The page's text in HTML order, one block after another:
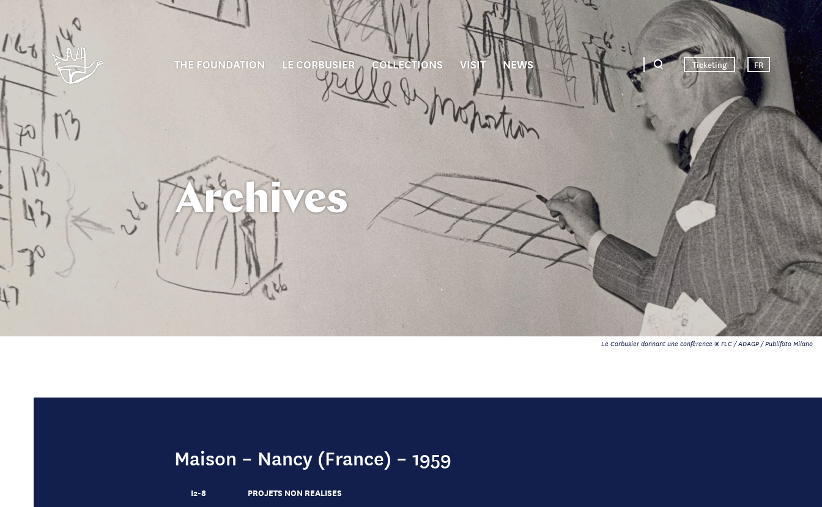
THE FOUNDATION LE CORBUSIER COLLECTIONS VISIT NEWS Ticketing FR
Archives
Le Corbusier donnant une conférence © FLC / ADAGP / Publifoto Milano
Maison – Nancy (France) – 1959
I2-8
PROJETS NON REALISES